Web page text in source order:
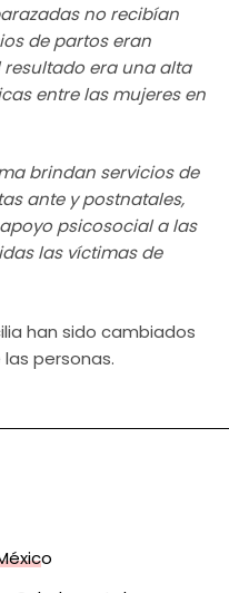
no recibían
de partos eran
resultado era una alta
entre las mujeres en
brindan servicios de
ante y postnatales,
psicosocial a las
las víctimas de
han sido cambiados
personas.